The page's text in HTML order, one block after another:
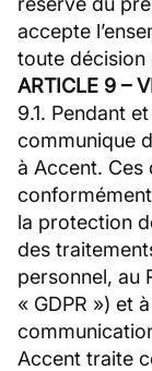
accepte
toute décision
ARTICLE 9 –
9.1. Pendant
communique
à Accent. Ces
la protection
des
personnel, au
« GDPR ») et
Accent traite